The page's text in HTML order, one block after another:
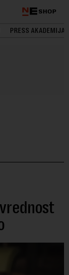
SHOP
PRESS AKADEMIJA